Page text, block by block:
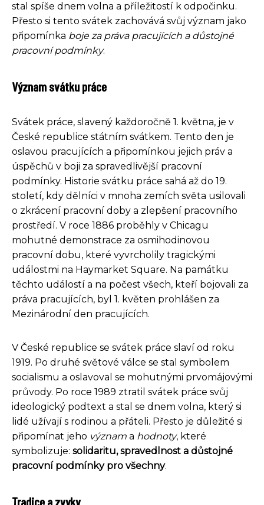
stal spíše dnem volna a příležitostí k odpočinku.
Přesto si tento svátek zachovává svůj význam jako
připomínka boje za práva pracujících a důstojné
pracovní podmínky.
Význam svátku práce
Svátek práce, slavený každoročně 1. května, je v
České republice státním svátkem. Tento den je
oslavou pracujících a připomínkou jejich práv a
úspěchů v boji za spravedlivější pracovní
podmínky. Historie svátku práce sahá až do 19.
století, kdy dělníci v mnoha zemích světa usilovali
o zkrácení pracovní doby a zlepšení pracovního
prostředí. V roce 1886 proběhly v Chicagu
mohutné demonstrace za osmihodinovou
pracovní dobu, které vyvrcholily tragickými
událostmi na Haymarket Square. Na památku
těchto událostí a na počest všech, kteří bojovali za
práva pracujících, byl 1. květen prohlášen za
Mezinárodní den pracujících.
V České republice se svátek práce slaví od roku
1919. Po druhé světové válce se stal symbolem
socialismu a oslavoval se mohutnými prvomájovými
průvody. Po roce 1989 ztratil svátek práce svůj
ideologický podtext a stal se dnem volna, který si
lidé užívají s rodinou a přáteli. Přesto je důležité si
připomínat jeho význam a hodnoty, které
symbolizuje: solidaritu, spravedlnost a důstojné
pracovní podmínky pro všechny.
Tradice a zvyky